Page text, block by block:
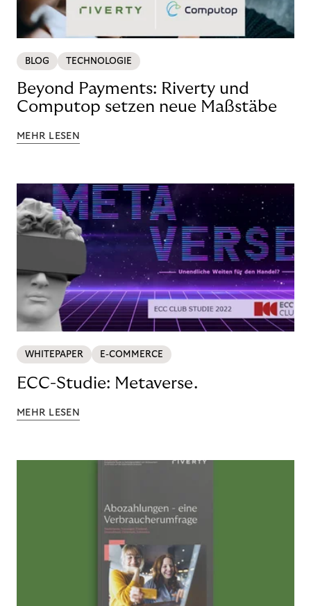
BLOG TECHNOLOGIE
Beyond Payments: Riverty und
Computop setzen neue Maßstäbe
MEHR LESEN
WHITEPAPER E-COMMERCE
ECC-Studie: Metaverse.
MEHR LESEN